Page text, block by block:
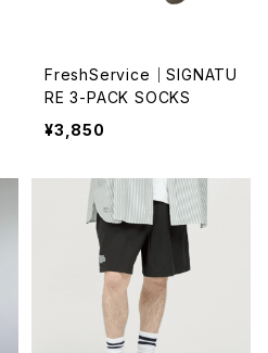
FreshService｜SIGNATU
RE 3-PACK SOCKS
¥3,850